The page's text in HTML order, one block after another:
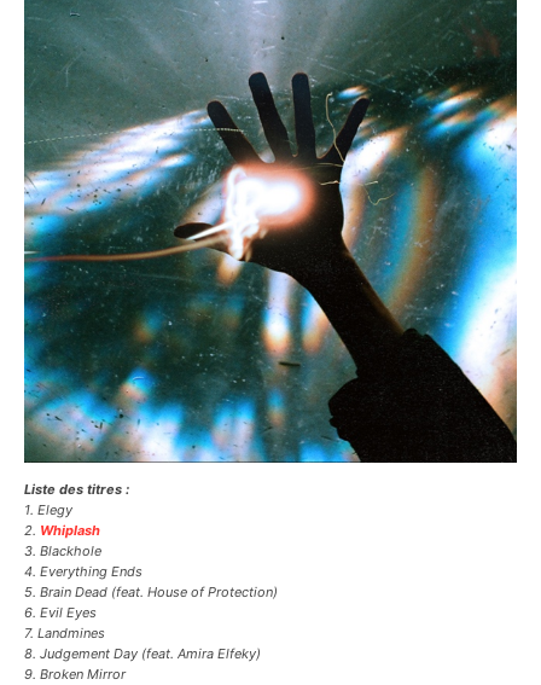
Liste des titres :
1. Elegy
2. Whiplash
3. Blackhole
4. Everything Ends
5. Brain Dead (feat. House of Protection)
6. Evil Eyes
7. Landmines
8. Judgement Day (feat. Amira Elfeky)
9. Broken Mirror